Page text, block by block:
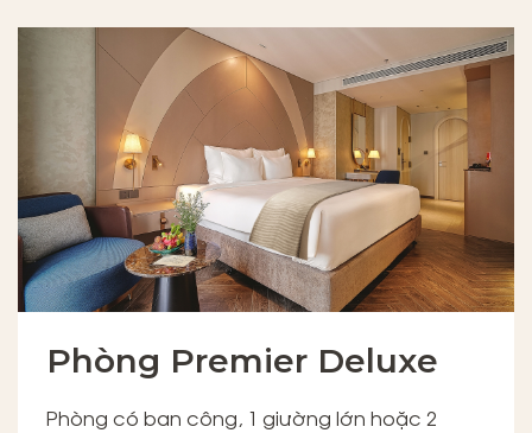
Phòng Premier Deluxe
Phòng có ban công, 1 giường lớn hoặc 2